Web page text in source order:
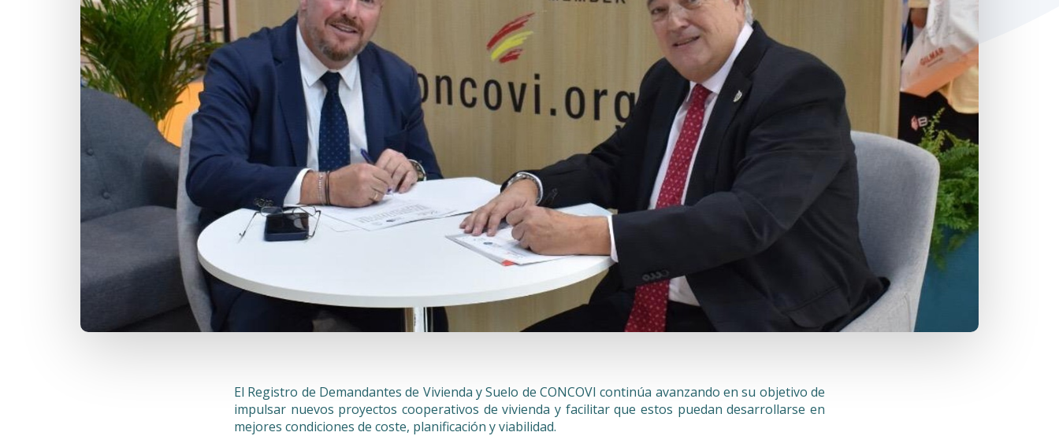
El Registro de Demandantes de Vivienda y Suelo de CONCOVI continúa avanzando en su objetivo de
impulsar nuevos proyectos cooperativos de vivienda y facilitar que estos puedan desarrollarse en
mejores condiciones de coste, planificación y viabilidad.